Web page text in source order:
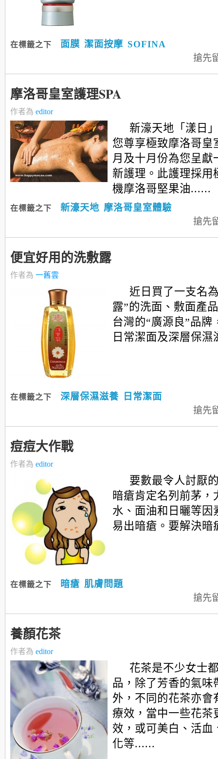
在標籤之下 面膜 潔面按摩 SOFINA
搶先
摩洛哥皇室護理SPA
作者為 editor
新濠天地「漾日
您尊享極致摩洛哥皇
月及十月份為您呈獻
新護理。此護理採用
機摩洛哥堅果油......
在標籤之下 新濠天地 摩洛哥皇室體驗
搶先
便宜好用的洗敷露
作者為 一舊雲
近日買了一支名
露”的洗面、敷面產
台灣的“廣源良”品牌
日常潔面及深層保
在標籤之下 深層保濕滋養
日常潔面
搶先
痘痘大作戰
作者為 editor
要數最令人討厭
暗瘡肯定名列前茅，
水、面油和日曬等因
易出暗瘡。要解決暗
在標籤之下 暗瘡 肌膚問題
搶先
養顏花茶
作者為 editor
花茶是不少女士
品，除了芳香的氣味
外，不同的花茶亦會
療效，當中一些花茶
效，或可美白、活血
化等......